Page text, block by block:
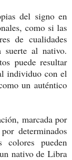
del signo en
como si las
de cualidades
suerte al nativo.
puede resultar
individuo con el
un auténtico
marcada por
determinados
pueden
nativo de Libra